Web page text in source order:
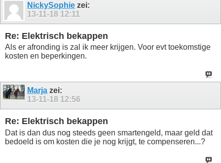
NickySophie zei:
13-11-18 12:11
Re: Elektrisch bekappen
Als er afronding is zal ik meer krijgen. Voor evt toekomstige
kosten en beperkingen.
Marja zei:
13-11-18 12:56
Re: Elektrisch bekappen
Dat is dan dus nog steeds geen smartengeld, maar geld dat
bedoeld is om kosten die je nog krijgt, te compenseren...?